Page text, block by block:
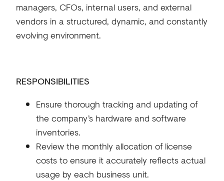
managers, CFOs, internal users, and external
vendors in a structured, dynamic, and constantly
evolving environment.
RESPONSIBILITIES
Ensure thorough tracking and updating of
the company’s hardware and software
inventories.
Review the monthly allocation of license
costs to ensure it accurately reflects actual
usage by each business unit.